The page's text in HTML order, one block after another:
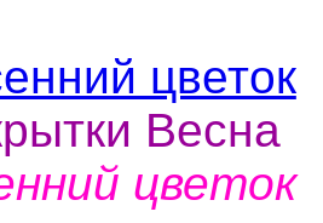
Весна
цветок